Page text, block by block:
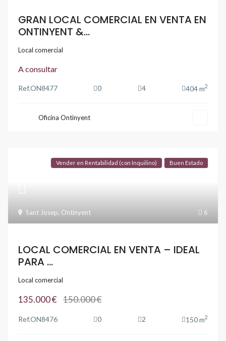
GRAN LOCAL COMERCIAL EN VENTA EN
ONTINYENT &...
Local comercial
A consultar
Ref.ON8477 0 4 404 m2
Oficina Ontinyent
6
Sant Josep, Ontinyent
Vender en Rentabilidad (con Inquilino) Buen Estado
LOCAL COMERCIAL EN VENTA – IDEAL
PARA ...
Local comercial
135.000 € 150.000 €
Ref.ON8476 0 2 150 m2